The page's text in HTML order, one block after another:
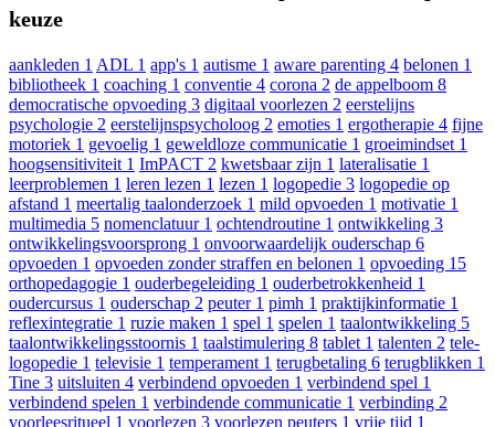
keuze
aankleden 1 ADL 1 app's 1 autisme 1 aware parenting 4 belonen 1
bibliotheek 1 coaching 1 conventie 4 corona 2 de appelboom 8
democratische opvoeding 3 digitaal voorlezen 2 eerstelijns
psychologie 2 eerstelijnspsycholoog 2 emoties 1 ergotherapie 4 fijne
motoriek 1 gevoelig 1 geweldloze communicatie 1 groeimindset 1
hoogsensitiviteit 1 ImPACT 2 kwetsbaar zijn 1 lateralisatie 1
leerproblemen 1 leren lezen 1 lezen 1 logopedie 3 logopedie op
afstand 1 meertalig taalonderzoek 1 mild opvoeden 1 motivatie 1
multimedia 5 nomenclatuur 1 ochtendroutine 1 ontwikkeling 3
ontwikkelingsvoorsprong 1 onvoorwaardelijk ouderschap 6
opvoeden 1 opvoeden zonder straffen en belonen 1 opvoeding 15
orthopedagogie 1 ouderbegeleiding 1 ouderbetrokkenheid 1
oudercursus 1 ouderschap 2 peuter 1 pimh 1 praktijkinformatie 1
reflexintegratie 1 ruzie maken 1 spel 1 spelen 1 taalontwikkeling 5
taalontwikkelingsstoornis 1 taalstimulering 8 tablet 1 talenten 2 tele-
logopedie 1 televisie 1 temperament 1 terugbetaling 6 terugblikken 1
Tine 3 uitsluiten 4 verbindend opvoeden 1 verbindend spel 1
verbindend spelen 1 verbindende communicatie 1 verbinding 2
voorleesritueel 1 voorlezen 3 voorlezen peuters 1 vrije tijd 1